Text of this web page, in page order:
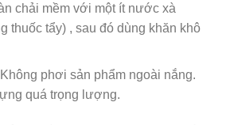
chải mềm với một ít nước xà
thuốc tẩy) , sau đó dùng khăn khô
phơi sản phẩm ngoài nắng.
quá trọng lượng.